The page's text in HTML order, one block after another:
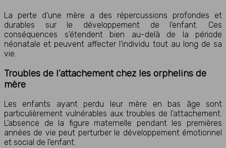
La perte d’une mère a des répercussions profondes et
durables sur le développement de l’enfant. Ces
conséquences s’étendent bien au-delà de la période
néonatale et peuvent affecter l’individu tout au long de sa
vie.
Troubles de l’attachement chez les orphelins de
mère
Les enfants ayant perdu leur mère en bas âge sont
particulièrement vulnérables aux troubles de l’attachement.
L’absence de la figure maternelle pendant les premières
années de vie peut perturber le développement émotionnel
et social de l’enfant.